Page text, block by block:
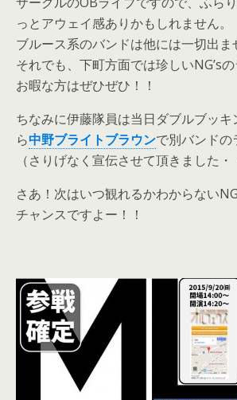
っとアウェイ感ありかもしれません。
ブルース系のバンドは他には一切出ま
それでも、下町方面では珍しいNG’sの
お暇な方はぜひぜひ！！
ちなみに伊藤隊員は当日ダブルブッ
ら中野ブライトブラウンで別バンドの
（さりげなく宣伝させて頂きました・
さあ！次はいつ観れるかわからない
チャンスですよー！！